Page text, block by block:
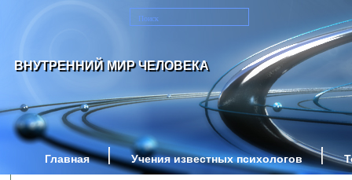
ВНУТРЕННИЙ МИР ЧЕЛОВЕКА
Главная Учения известных психологов